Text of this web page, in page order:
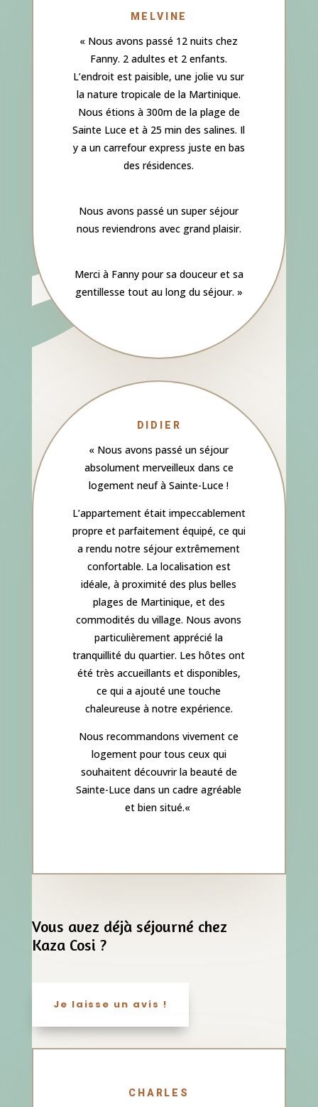
MELVINE
« Nous avons passé 12 nuits chez
Fanny. 2 adultes et 2 enfants.
L’endroit est paisible, une jolie vu sur
la nature tropicale de la Martinique.
Nous étions à 300m de la plage de
Sainte Luce et à 25 min des salines. Il
y a un carrefour express juste en bas
des résidences.
Nous avons passé un super séjour
nous reviendrons avec grand plaisir.
Merci à Fanny pour sa douceur et sa
gentillesse tout au long du séjour. »
DIDIER
« Nous avons passé un séjour
absolument merveilleux dans ce
logement neuf à Sainte-Luce !
L’appartement était impeccablement
propre et parfaitement équipé, ce qui
a rendu notre séjour extrêmement
confortable. La localisation est
idéale, à proximité des plus belles
plages de Martinique, et des
commodités du village. Nous avons
particulièrement apprécié la
tranquillité du quartier. Les hôtes ont
été très accueillants et disponibles,
ce qui a ajouté une touche
chaleureuse à notre expérience.
Nous recommandons vivement ce
logement pour tous ceux qui
souhaitent découvrir la beauté de
Sainte-Luce dans un cadre agréable
et bien situé.«
Vous avez déjà séjourné chez
Kaza Cosi ?
Je laisse un avis !
CHARLES